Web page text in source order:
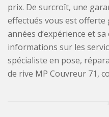
prix. De surcroît, une
effectués vous est offerte
années d’expérience et
informations sur les
spécialiste en pose,
de rive MP Couvreur 71,